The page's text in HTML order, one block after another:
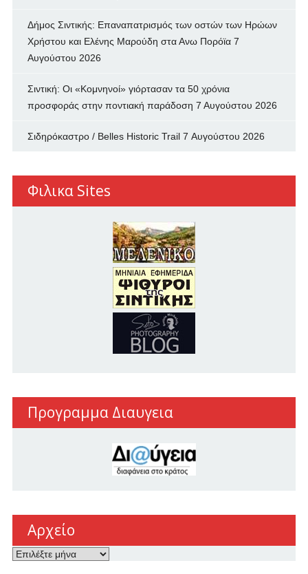
Δήμος Σιντικής: Επαναπατρισμός των oστών των Ηρώων
Χρήστου και Ελένης Μαρούδη στα Ανω Πορόϊα 7
Αυγούστου 2026
Σιντική: Οι «Κομνηνοί» γιόρτασαν τα 50 χρόνια
προσφοράς στην ποντιακή παράδοση 7 Αυγούστου 2026
Σιδηρόκαστρο / Belles Historic Trail 7 Αυγούστου 2026
Φιλικα Sites
Προγραμμα Διαυγεια
Αρχείο
Αρχείο